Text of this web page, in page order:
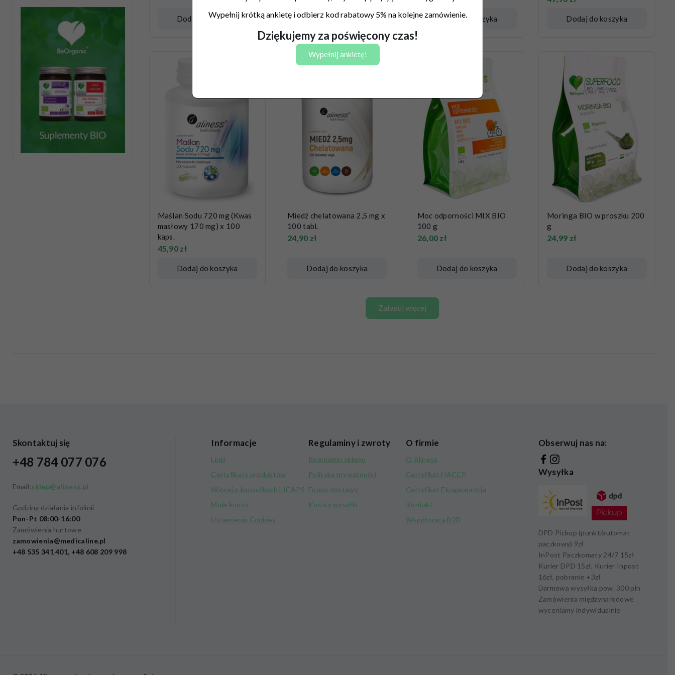
Dodaj do koszyka Dodaj do koszyka Dodaj do koszyka Dodaj do koszyka
Maślan Sodu 720 mg (Kwas
masłowy 170 mg) x 100
kaps.
45,90 zł
Dodaj do koszyka
Miedź chelatowana 2,5 mg x
100 tabl.
24,90 zł
Dodaj do koszyka
Moc odporności MIX BIO
100 g
26,00 zł
Dodaj do koszyka
Moringa BIO w proszku 200
g
24,99 zł
Dodaj do koszyka
Załaduj więcej
Skontaktuj się
+48 784 077 076
Email:sklep@aliness.pl
Godziny działania infolinii
Pon-Pt 08:00-16:00
Zamówienia hurtowe
zamowienia@medicaline.pl
+48 535 341 401, +48 608 209 998
Informacje
Linki
Certyfikaty produktów
Więcej o kapsułkach LICAPS
Moje konto
Ustawienia Cookies
Regulaminy i zwroty
Regulamin sklepu
Polityka prywatności
Formy dostawy
Koszty wysyłki
O firmie
O Aliness
Certyfikat HACCP
Certyfikat Ekogwarancja
Kontakt
Współpraca B2B
Obserwuj nas na:
Wysyłka
DPD Pickup (punkt/automat
paczkowy) 9zł
InPost Paczkomaty 24/7 15zł
Kurier DPD 15zł, Kurier Inpost
16zł, pobranie +3zł
Darmowa wysyłka pow.300 pln
Zamówienia międzynarodowe
wyceniamy indywidualnie
Wypełnij krótką ankietę i odbierz kod rabatowy 5% na kolejne zamówienie.
Dziękujemy za poświęcony czas!
Wypełnij ankietę!